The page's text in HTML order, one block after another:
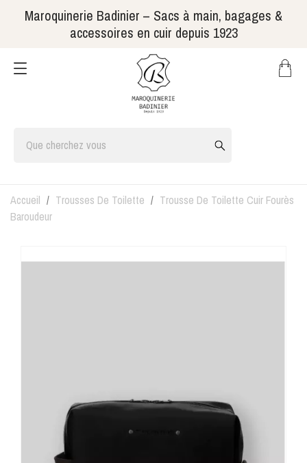
Maroquinerie Badinier – Sacs à main, bagages &
accessoires en cuir depuis 1923
Accueil Trousses De Toilette
Trousse De Toilette Cuir Fourès
Baroudeur